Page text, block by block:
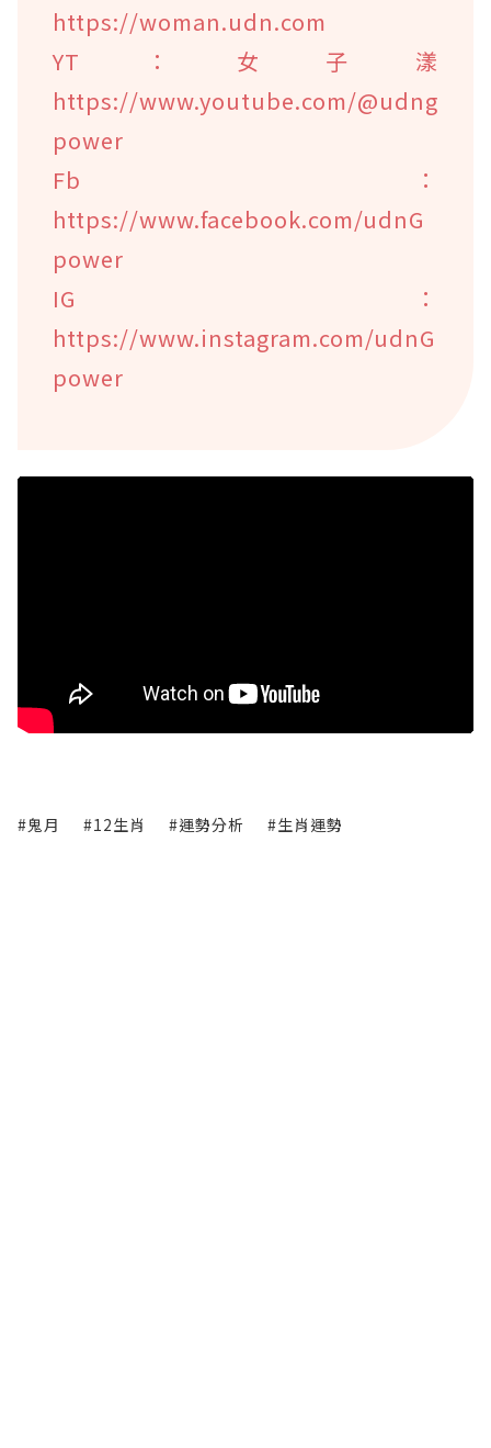
https://woman.udn.com
YT：女子漾
https://www.youtube.com/@udng
power
Fb：
https://www.facebook.com/udnG
power
IG：
https://www.instagram.com/udnG
power
#鬼月 #12生肖 #運勢分析 #生肖運勢